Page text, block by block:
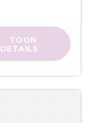
TOON
DETAILS